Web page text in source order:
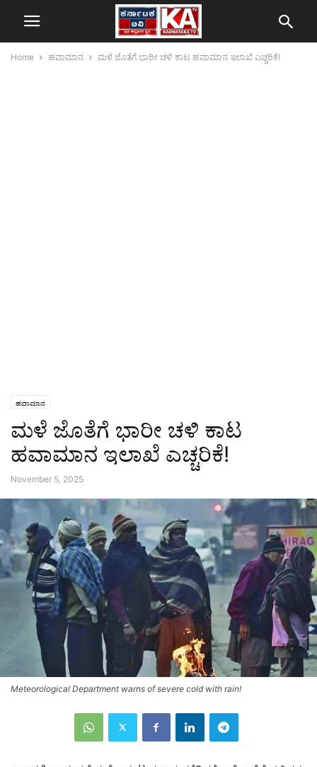
Home ಹವಾಮಾನ ಮಳೆ ಜೊತೆಗೆ ಭಾರೀ ಚಳಿ ಕಾಟ ಹವಾಮಾನ ಇಲಾಖೆ ಎಚ್ಚರಿಕೆ!
ಹವಾಮಾನ
ಮಳೆ ಜೊತೆಗೆ ಭಾರೀ ಚಳಿ ಕಾಟ
ಹವಾಮಾನ ಇಲಾಖೆ ಎಚ್ಚರಿಕೆ!
November 5, 2025
Meteorological Department warns of severe cold with rain!